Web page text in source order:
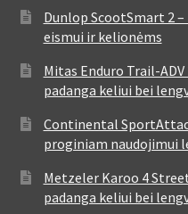
Dunlop ScootSmart 2
eismui ir kelionėms
Mitas Enduro Trail-
padanga keliui bei
Continental
proginiam naudojimui
Metzeler Karoo 4
padanga keliui bei